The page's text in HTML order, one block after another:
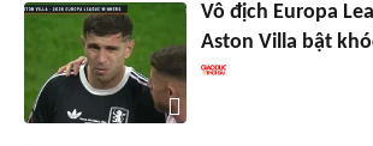
Vô địch Europa
Aston Villa bật